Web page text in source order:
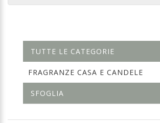
TUTTE LE CATEGORIE
FRAGRANZE CASA E CANDELE
SFOGLIA